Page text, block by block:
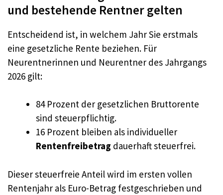
und bestehende Rentner gelten
Entscheidend ist, in welchem Jahr Sie erstmals
eine gesetzliche Rente beziehen. Für
Neurentnerinnen und Neurentner des Jahrgangs
2026 gilt:
84 Prozent der gesetzlichen Bruttorente
sind steuerpflichtig.
16 Prozent bleiben als individueller
Rentenfreibetrag dauerhaft steuerfrei.
Dieser steuerfreie Anteil wird im ersten vollen
Rentenjahr als Euro-Betrag festgeschrieben und